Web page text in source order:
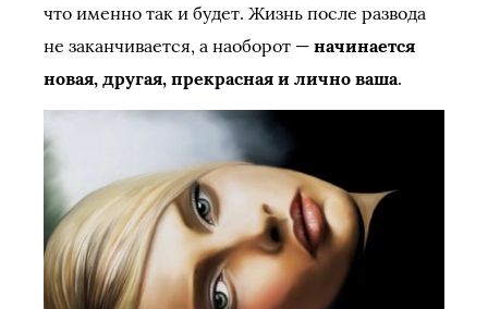
что именно так и будет. Жизнь после развода
не заканчивается, а наоборот — начинается
новая, другая, прекрасная и лично ваша.